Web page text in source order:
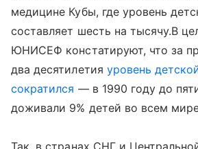
медицине Кубы, где уровень
составляет шесть на тысячу.В
ЮНИСЕФ констатируют, что за
два десятилетия уровень
сократился — в 1990 году до
доживали 9% детей во всем
Так, в странах СНГ и